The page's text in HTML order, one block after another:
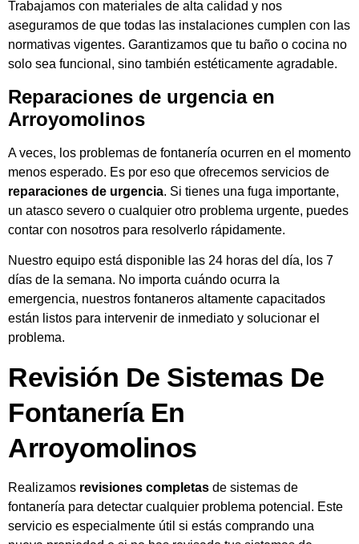
Trabajamos con materiales de alta calidad y nos
aseguramos de que todas las instalaciones cumplen con las
normativas vigentes. Garantizamos que tu baño o cocina no
solo sea funcional, sino también estéticamente agradable.
Reparaciones de urgencia en
Arroyomolinos
A veces, los problemas de fontanería ocurren en el momento
menos esperado. Es por eso que ofrecemos servicios de
reparaciones de urgencia. Si tienes una fuga importante,
un atasco severo o cualquier otro problema urgente, puedes
contar con nosotros para resolverlo rápidamente.
Nuestro equipo está disponible las 24 horas del día, los 7
días de la semana. No importa cuándo ocurra la
emergencia, nuestros fontaneros altamente capacitados
están listos para intervenir de inmediato y solucionar el
problema.
Revisión De Sistemas De
Fontanería En
Arroyomolinos
Realizamos revisiones completas de sistemas de
fontanería para detectar cualquier problema potencial. Este
servicio es especialmente útil si estás comprando una